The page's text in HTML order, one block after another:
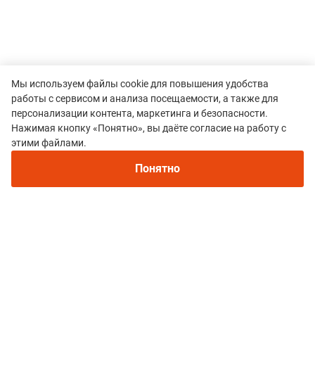
Все гонки
Серия гонок TrailLab
Мы используем файлы cookie для повышения удобства
работы с сервисом и анализа посещаемости, а также для
персонализации контента, маркетинга и безопасности.
Нажимая кнопку «Понятно», вы даёте согласие на работу с
этими файлами.
Понятно